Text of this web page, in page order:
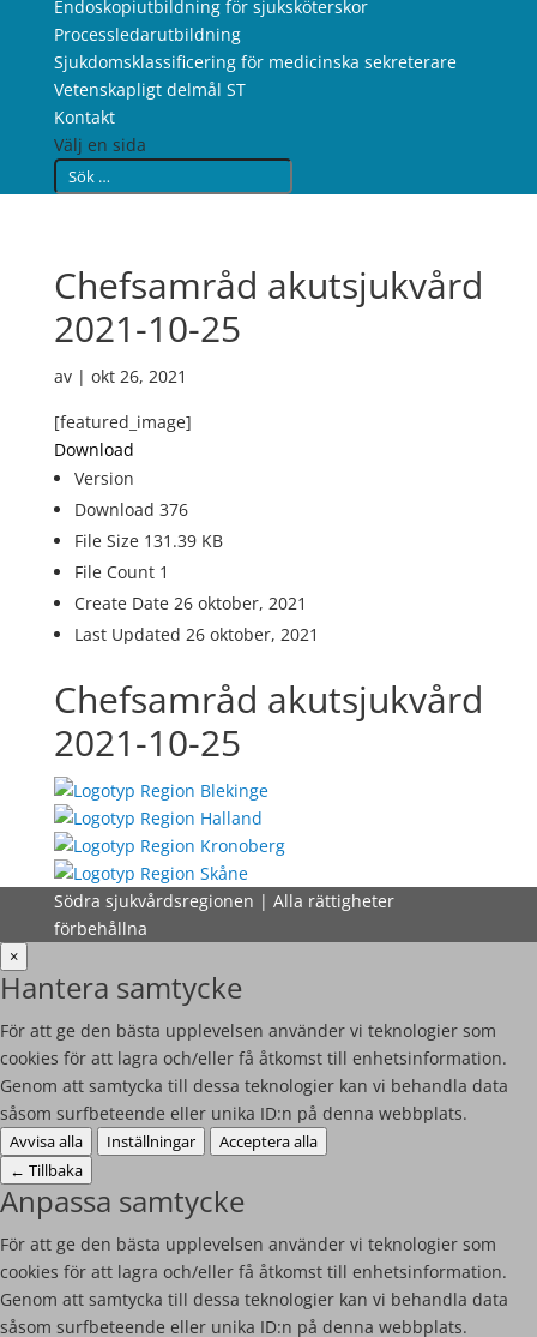
Endoskopiutbildning för sjuksköterskor
Processledarutbildning
Sjukdomsklassificering för medicinska sekreterare
Vetenskapligt delmål ST
Kontakt
Välj en sida
Chefsamråd akutsjukvård
2021-10-25
av | okt 26, 2021
[featured_image]
Download
Version
Download 376
File Size 131.39 KB
File Count 1
Create Date 26 oktober, 2021
Last Updated 26 oktober, 2021
Chefsamråd akutsjukvård
2021-10-25
Södra sjukvårdsregionen | Alla rättigheter
förbehållna
×
Hantera samtycke
För att ge den bästa upplevelsen använder vi teknologier som
cookies för att lagra och/eller få åtkomst till enhetsinformation.
Genom att samtycka till dessa teknologier kan vi behandla data
såsom surfbeteende eller unika ID:n på denna webbplats.
Avvisa alla Inställningar
Acceptera alla
← Tillbaka
Anpassa samtycke
För att ge den bästa upplevelsen använder vi teknologier som
cookies för att lagra och/eller få åtkomst till enhetsinformation.
Genom att samtycka till dessa teknologier kan vi behandla data
såsom surfbeteende eller unika ID:n på denna webbplats.